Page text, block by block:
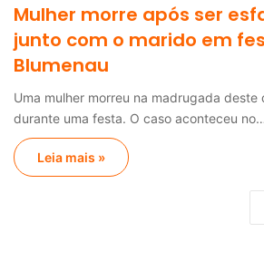
Mulher morre após ser
junto com o marido em
Blumenau
Uma mulher morreu na madrugada deste
durante uma festa. O caso aconteceu no…
Leia mais »